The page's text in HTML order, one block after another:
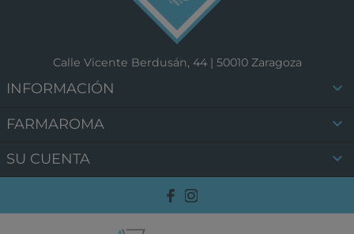
Calle Vicente Berdusán, 44 | 50010 Zaragoza
INFORMACIÓN 
FARMAROMA 
SU CUENTA 